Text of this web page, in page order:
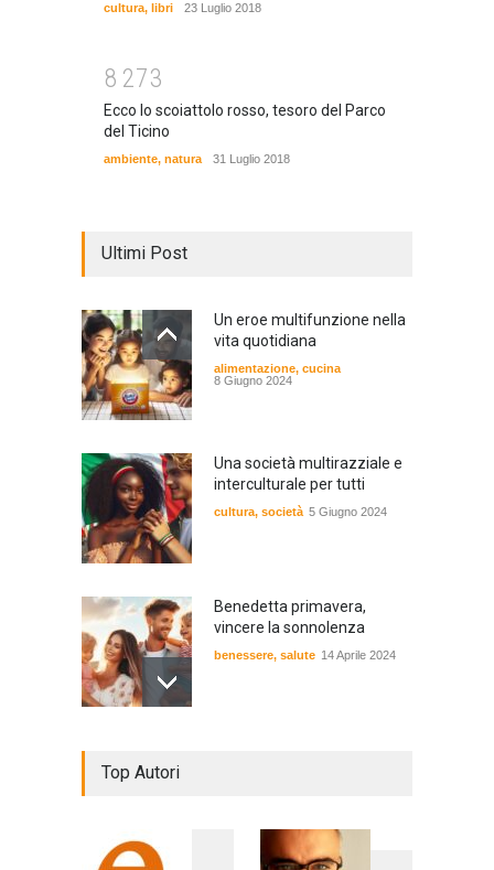
cultura, libri 23 Luglio 2018
8 273
Ecco lo scoiattolo rosso, tesoro del Parco
del Ticino
ambiente, natura 31 Luglio 2018
Ultimi Post
Un eroe multifunzione nella
vita quotidiana
alimentazione, cucina
8 Giugno 2024
Una società multirazziale e
interculturale per tutti
cultura, società 5 Giugno 2024
Benedetta primavera,
vincere la sonnolenza
benessere, salute 14 Aprile 2024
Top Autori